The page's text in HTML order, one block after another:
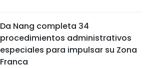
Da Nang completa 34
procedimientos administrativos
especiales para impulsar su Zona
Franca